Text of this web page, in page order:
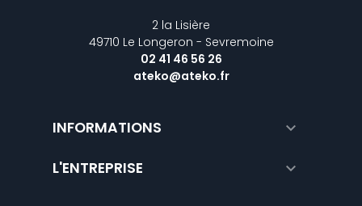
2 la Lisière
49710 Le Longeron - Sevremoine
02 41 46 56 26
ateko@ateko.fr
INFORMATIONS 
L'ENTREPRISE 